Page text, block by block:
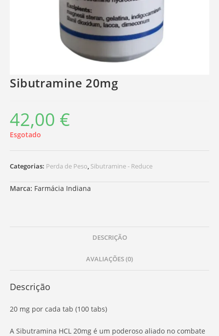
Sibutramine 20mg
42,00 €
Esgotado
Categorias: Perda de Peso, Sibutramine - Reduce
Marca: Farmácia Indiana
DESCRIÇÃO
AVALIAÇÕES (0)
Descrição
20 mg por cada tab (100 tabs)
A Sibutramina HCL 20mg é um poderoso aliado no combate